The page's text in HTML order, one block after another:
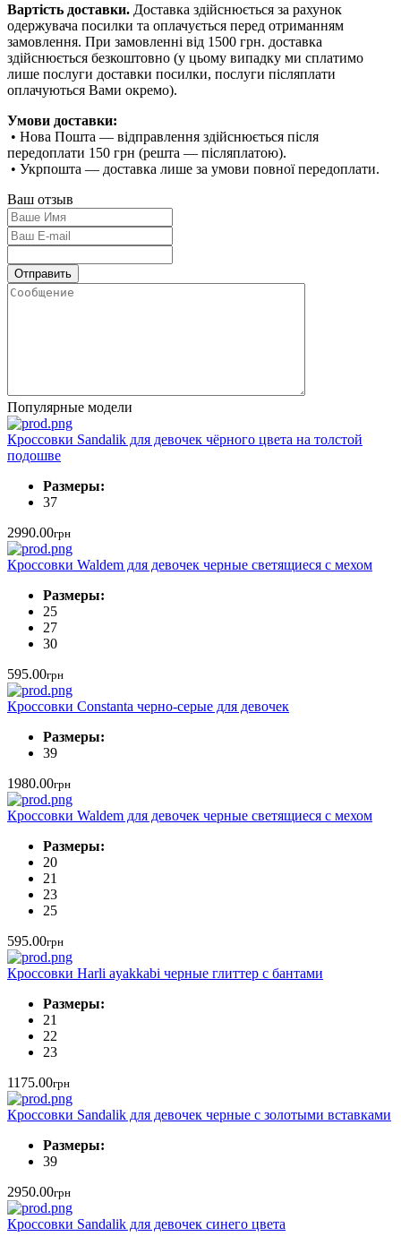
Вартість доставки. Доставка здійснюється за рахунок
одержувача посилки та оплачується перед отриманням
замовлення. При замовленні від 1500 грн. доставка
здійснюється безкоштовно (у цьому випадку ми сплатимо
лише послуги доставки посилки, послуги післяплати
оплачуються Вами окремо).
Умови доставки:
• Нова Пошта — відправлення здійснюється після
передоплати 150 грн (решта — післяплатою).
• Укрпошта — доставка лише за умови повної передоплати.
Ваш отзыв
Популярные модели
Кроссовки Sandalik для девочек чёрного цвета на толстой
подошве
Размеры:
37
2990.00грн
Кроссовки Waldem для девочек черные светящиеся с мехом
Размеры:
25
27
30
595.00грн
Кроссовки Constanta черно-серые для девочек
Размеры:
39
1980.00грн
Кроссовки Waldem для девочек черные светящиеся с мехом
Размеры:
20
21
23
25
595.00грн
Кроссовки Harli ayakkabi черные глиттер с бантами
Размеры:
21
22
23
1175.00грн
Кроссовки Sandalik для девочек черные с золотыми вставками
Размеры:
39
2950.00грн
Кроссовки Sandalik для девочек синего цвета